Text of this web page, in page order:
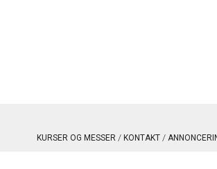
KURSER OG MESSER KONTAKT